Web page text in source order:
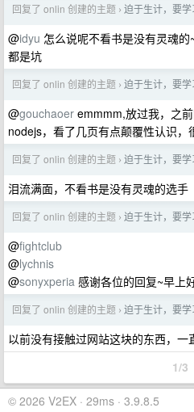
回复了 onlin 创建的主题 › 迫于生计，要
@idyu 怎么说呢不看书是没有灵魂
都是坑
回复了 onlin 创建的主题 › 迫于生计，要
@gouchaoer emmmm,放过我，之
nodejs，看了几页有点颠覆性认识，
回复了 onlin 创建的主题 › 迫于生计，要
泪流满面，不看书是没有灵魂的选手
回复了 onlin 创建的主题 › 迫于生计，要
@fightclub
@lychnis
@sonyxperia 感谢各位的回复~早上
回复了 onlin 创建的主题 › 迫于生计，要
以前没有接触过网站这块的东西，一
1/3
© 2026 V2EX · 29ms · 3.9.8.5